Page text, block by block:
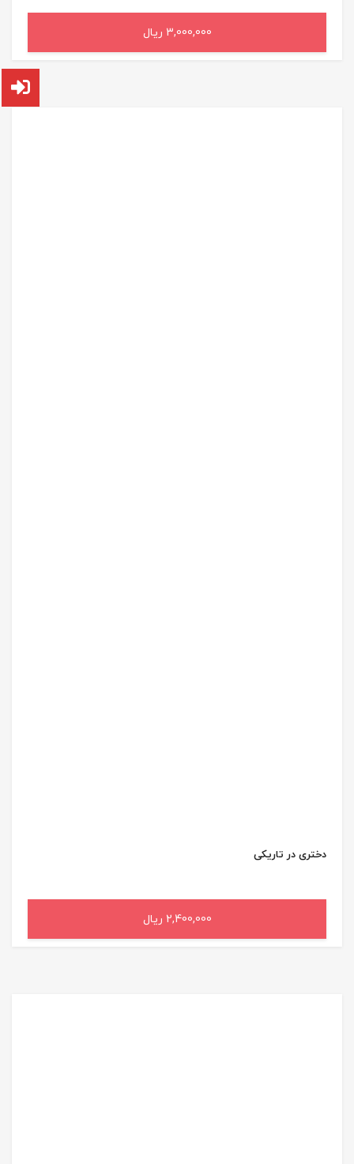
3,000,000 ریال
افزودن به سبد خرید
دختری در تاریکی
2,400,000 ریال
افزودن به سبد خرید